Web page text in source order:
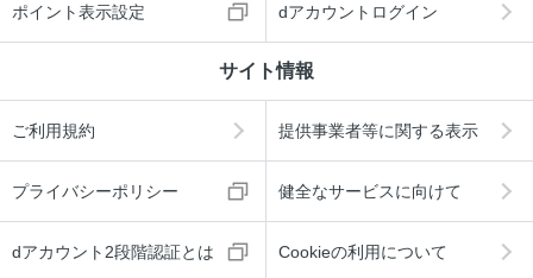
ポイント表示設定 dアカウントログイン
サイト情報
ご利用規約 提供事業者等に関する表示
プライバシーポリシー 健全なサービスに向けて
dアカウント2段階認証とは Cookieの利用について